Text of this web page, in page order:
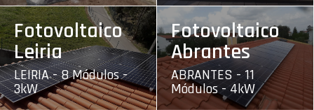
Fotovoltaico
Leiria
LEIRIA - 8 Módulos -
3kW
Fotovoltaico
Abrantes
ABRANTES - 11
Módulos - 4kW